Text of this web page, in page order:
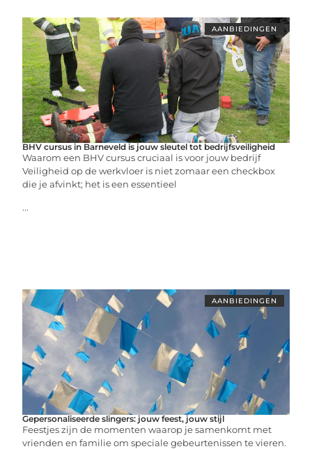
AANBIEDINGEN
BHV cursus in Barneveld is jouw sleutel tot bedrijfsveiligheid
Waarom een BHV cursus cruciaal is voor jouw bedrijf
Veiligheid op de werkvloer is niet zomaar een checkbox
die je afvinkt; het is een essentieel
...
AANBIEDINGEN
Gepersonaliseerde slingers: jouw feest, jouw stijl
Feestjes zijn de momenten waarop je samenkomt met
vrienden en familie om speciale gebeurtenissen te vieren.